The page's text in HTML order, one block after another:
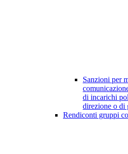
Sanzioni per
di incarichi
direzione o di
Rendiconti gruppi